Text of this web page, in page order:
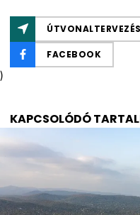
ÚTVONALTERVEZÉS
FACEBOOK
)
KAPCSOLÓDÓ